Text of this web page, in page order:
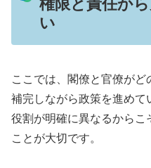
権限と責任か
い
ここでは、閣僚と官僚が
補完しながら政策を進め
役割が明確に異なるからこ
ことが大切です。